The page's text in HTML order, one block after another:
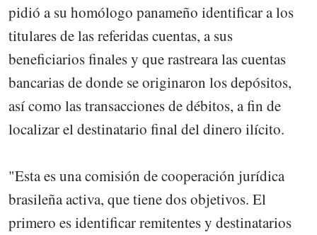
pidió a su homólogo panameño identificar a los
titulares de las referidas cuentas, a sus
beneficiarios finales y que rastreara las cuentas
bancarias de donde se originaron los depósitos,
así como las transacciones de débitos, a fin de
localizar el destinatario final del dinero ilícito.
"Esta es una comisión de cooperación jurídica
brasileña activa, que tiene dos objetivos. El
primero es identificar remitentes y destinatarios